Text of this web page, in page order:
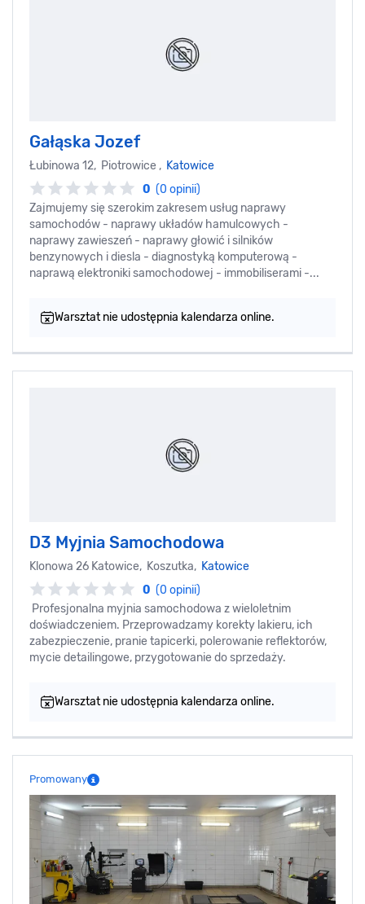
Gałąska Jozef
Łubinowa 12, Piotrowice , Katowice
0 (0 opinii)
Zajmujemy się szerokim zakresem usług naprawy
samochodów - naprawy układów hamulcowych -
naprawy zawieszeń - naprawy głowić i silników
benzynowych i diesla - diagnostyką komputerową -
naprawą elektroniki samochodowej - immobiliserami -...
Warsztat nie udostępnia kalendarza online.
D3 Myjnia Samochodowa
Klonowa 26 Katowice, Koszutka, Katowice
0 (0 opinii)
Profesjonalna myjnia samochodowa z wieloletnim
doświadczeniem. Przeprowadzamy korekty lakieru, ich
zabezpieczenie, pranie tapicerki, polerowanie reflektorów,
mycie detailingowe, przygotowanie do sprzedaży.
Warsztat nie udostępnia kalendarza online.
Promowany